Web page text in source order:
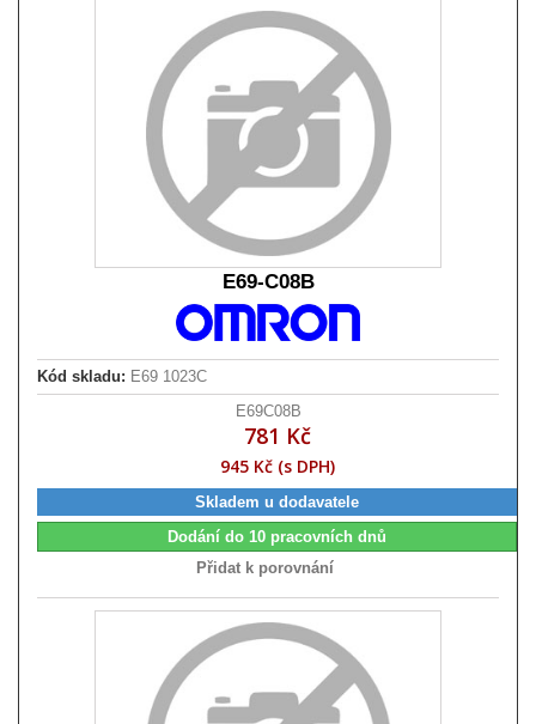
E69-C08B
Kód skladu: E69 1023C
E69C08B
781 Kč
945 Kč (s DPH)
Skladem u dodavatele
Dodání do 10 pracovních dnů
Přidat k porovnání